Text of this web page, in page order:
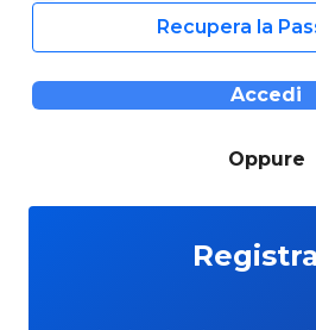
Recupera la
Accedi
Oppure